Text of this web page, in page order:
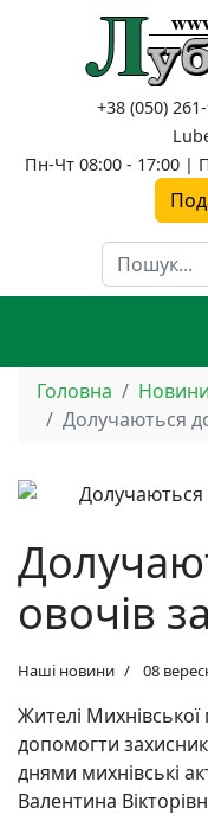
+38 (050)
Пн-Чт 08:00 - 17:00 |
Пошук
Головна Новини
Долучаються
овочів
Наші новини 08
Жителі
допомогти
днями михнівські
Валентина